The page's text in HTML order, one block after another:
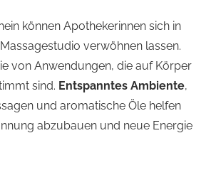
können Apothekerinnen sich in
verwöhnen lassen.
von Anwendungen, die auf Körper
sind. Entspanntes Ambiente,
und aromatische Öle helfen
abzubauen und neue Energie